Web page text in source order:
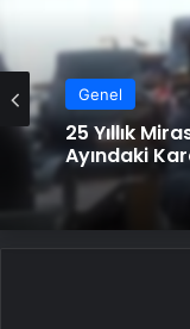
Genel
25 Yıllık
Ayındaki
Genel
Ortopodoloji
Tedavisi